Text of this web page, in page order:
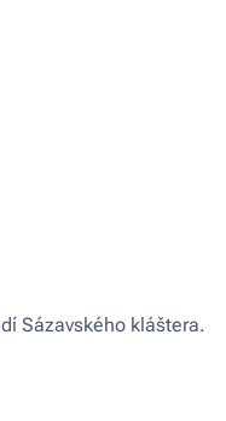
Sázavského kláštera.